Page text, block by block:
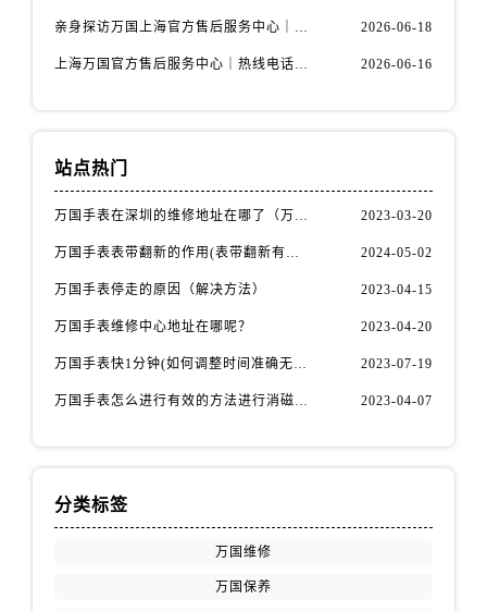
亲身探访万国上海官方售后服务中心｜网点地址与客服电话（2026年6月最新） 2026-06-18
上海万国官方售后服务中心｜热线电话与网点地址权威信息公示（2026年6月最新） 2026-06-16
站点热门
万国手表在深圳的维修地址在哪了（万国手表如何更换表带） 2023-03-20
万国手表表带翻新的作用(表带翻新有什么用) 2024-05-02
万国手表停走的原因（解决方法） 2023-04-15
万国手表维修中心地址在哪呢？ 2023-04-20
万国手表快1分钟(如何调整时间准确无误) 2023-07-19
万国手表怎么进行有效的方法进行消磁呢(机械手表消磁) 2023-04-07
分类标签
万国维修
万国保养